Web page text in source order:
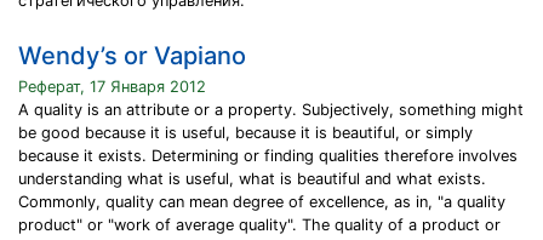
Wendy’s or Vapiano
Реферат, 17 Января 2012
A quality is an attribute or a property. Subjectively, something might
be good because it is useful, because it is beautiful, or simply
because it exists. Determining or finding qualities therefore involves
understanding what is useful, what is beautiful and what exists.
Commonly, quality can mean degree of excellence, as in, "a quality
product" or "work of average quality". The quality of a product or